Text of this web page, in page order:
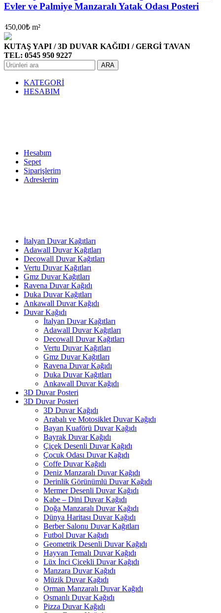
Evler ve Palmiye Manzaralı Yatak Odası Posteri
450,00₺ m²
KUTAŞ YAPI / 3D DUVAR KAĞIDI / GERGİ TAVAN
TEL: 0545 950 9227
ARA
KATEGORİ
HESABIM
Hesabım
Sepet
Siparişlerim
Adreslerim
İtalyan Duvar Kağıtları
Adawall Duvar Kağıtları
Decowall Duvar Kağıtları
Vertu Duvar Kağıtları
Gmz Duvar Kağıtları
Ravena Duvar Kağıdı
Duka Duvar Kağıtları
Ankawall Duvar Kağıdı
Duvar Kağıdı
İtalyan Duvar Kağıtları
Adawall Duvar Kağıtları
Decowall Duvar Kağıtları
Vertu Duvar Kağıtları
Gmz Duvar Kağıtları
Ravena Duvar Kağıdı
Duka Duvar Kağıtları
Ankawall Duvar Kağıdı
3D Duvar Posteri
3D Duvar Posteri
3D Duvar Kağıdı
Arabalı ve Motosiklet Duvar Kağıdı
Bayan Kuaförü Duvar Kağıdı
Bayrak Duvar Kağıdı
Çiçek Desenli Duvar Kağıdı
Çocuk Odası Duvar Kağıdı
Coffe Duvar Kağıdı
Deniz Manzaralı Duvar Kağıdı
Derinlik Görünümlü Duvar Kağıdı
Mermer Desenli Duvar Kağıdı
Kabe – Dini Duvar Kağıdı
Doğa Manzaralı Duvar Kağıdı
Dünya Haritası Duvar Kağıdı
Berber Salonu Duvar Kağıtları
Futbol Duvar Kağıdı
Geometrik Desenli Duvar Kağıdı
Hayvan Temalı Duvar Kağıdı
Lüx İnci Çicekli Duvar Kağıdı
Manzara Duvar Kağıdı
Müzik Duvar Kağıdı
Orman Manzaralı Duvar Kağıdı
Osmanlı Duvar Kağıdı
Pizza Duvar Kağıdı